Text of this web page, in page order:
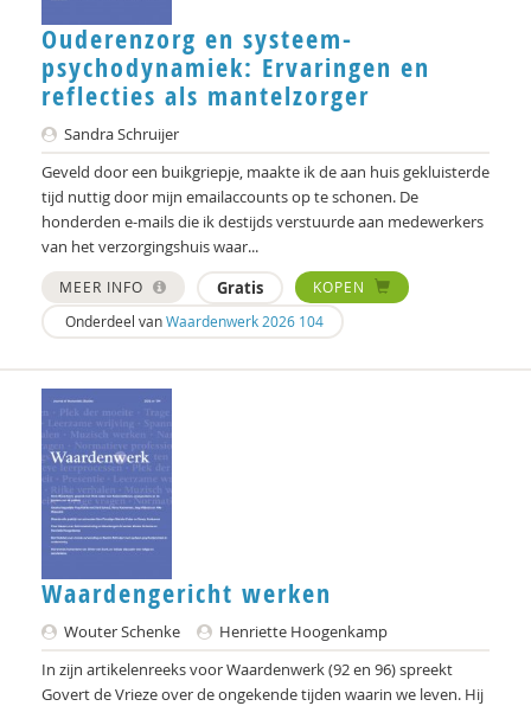
Olaf Galisch
Bert Gasenbeek
Kees Greven
Jason Heap
Bas Heijne
Kees Hellingman
Christoph Henning
Bart Hetebrij
Felix van Hoften
Henriette Hoogenkamp
Rik Hospers
Marjan Houkes
Yuk Hui
Wim Hullegie
Ouderenzorg en systeem-
psychodynamiek: Ervaringen en
reflecties als mantelzorger
Sandra Schruijer
Geveld door een buikgriepje, maakte ik de aan huis gekluisterde
tijd nuttig door mijn emailaccounts op te schonen. De
honderden e-mails die ik destijds verstuurde aan medewerkers
van het verzorgingshuis waar...
MEER INFO Gratis
KOPEN
Onderdeel vanWaardenwerk 2026 104
Waardengericht werken
Wouter Schenke
Henriette Hoogenkamp
In zijn artikelenreeks voor Waardenwerk (92 en 96) spreekt
Govert de Vrieze over de ongekende tijden waarin we leven. Hij